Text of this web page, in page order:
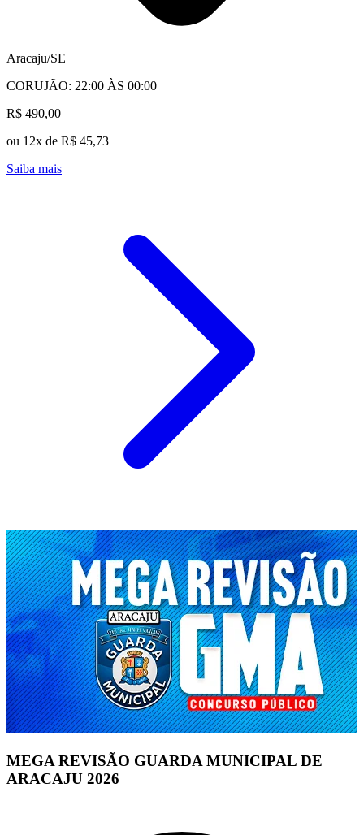
Aracaju/SE
CORUJÃO: 22:00 ÀS 00:00
R$ 490,00
ou 12x de R$ 45,73
Saiba mais
MEGA REVISÃO GUARDA MUNICIPAL DE
ARACAJU 2026